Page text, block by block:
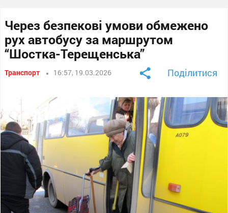
Через безпекові умови обмежено
рух автобусу за маршрутом
“Шостка-Терещенська”
Транспорт 16:57, 19.03.2026 Поділитися